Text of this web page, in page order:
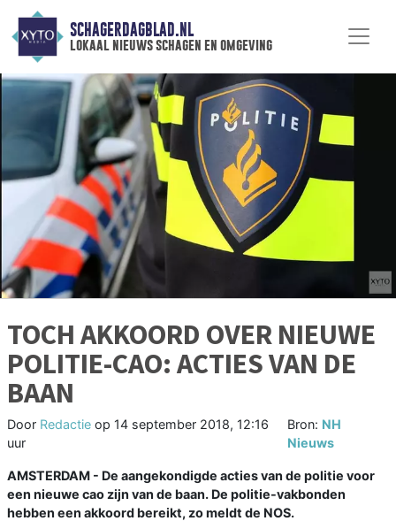
SCHAGERDAGBLAD.NL
lokaal nieuws schagen en omgeving
TOCH AKKOORD OVER NIEUWE
POLITIE-CAO: ACTIES VAN DE
BAAN
Door Redactie op 14 september 2018, 12:16
uur
Bron: NH
Nieuws
AMSTERDAM - De aangekondigde acties van de politie voor
een nieuwe cao zijn van de baan. De politie-vakbonden
hebben een akkoord bereikt, zo meldt de NOS.